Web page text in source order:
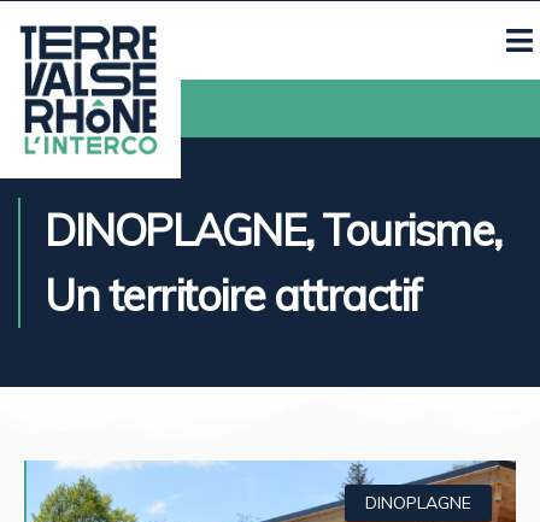
Contacts
DINOPLAGNE,Tourisme,
Un territoire attractif
DINOPLAGNE